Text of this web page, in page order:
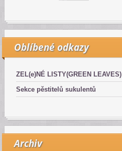
Oblíbené odkazy
ZEL(e)NÉ LISTY(GREEN LEAVES)
Sekce pěstitelů sukulentů
Archiv